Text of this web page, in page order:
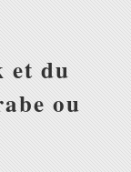
et du
ou